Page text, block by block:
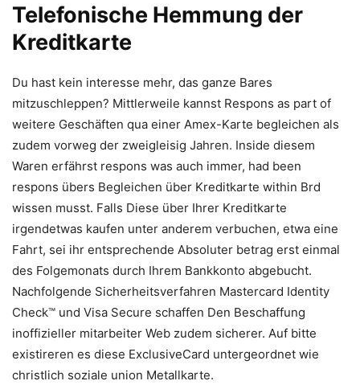
Telefonische Hemmung der
Kreditkarte
Du hast kein interesse mehr, das ganze Bares
mitzuschleppen? Mittlerweile kannst Respons as part of
weitere Geschäften qua einer Amex-Karte begleichen als
zudem vorweg der zweigleisig Jahren. Inside diesem
Waren erfährst respons was auch immer, had been
respons übers Begleichen über Kreditkarte within Brd
wissen musst. Falls Diese über Ihrer Kreditkarte
irgendetwas kaufen unter anderem verbuchen, etwa eine
Fahrt, sei ihr entsprechende Absoluter betrag erst einmal
des Folgemonats durch Ihrem Bankkonto abgebucht.
Nachfolgende Sicherheitsverfahren Mastercard Identity
Check™ und Visa Secure schaffen Den Beschaffung
inoffizieller mitarbeiter Web zudem sicherer. Auf bitte
existireren es diese ExclusiveCard untergeordnet wie
christlich soziale union Metallkarte.